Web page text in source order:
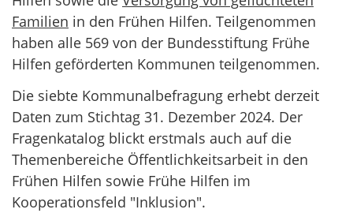
Familien in den Frühen Hilfen. Teilgenommen
haben alle 569 von der Bundesstiftung Frühe
Hilfen geförderten Kommunen teilgenommen.
Die siebte Kommunalbefragung erhebt derzeit
Daten zum Stichtag 31. Dezember 2024. Der
Fragenkatalog blickt erstmals auch auf die
Themenbereiche Öffentlichkeitsarbeit in den
Frühen Hilfen sowie Frühe Hilfen im
Kooperationsfeld "Inklusion".